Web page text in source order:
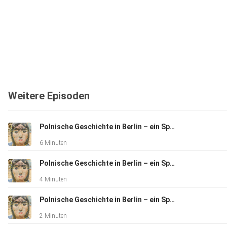
Weitere Episoden
Polnische Geschichte in Berlin – ein Spaziergang
6 Minuten
Polnische Geschichte in Berlin – ein Spaziergang
4 Minuten
Polnische Geschichte in Berlin – ein Spaziergang
2 Minuten